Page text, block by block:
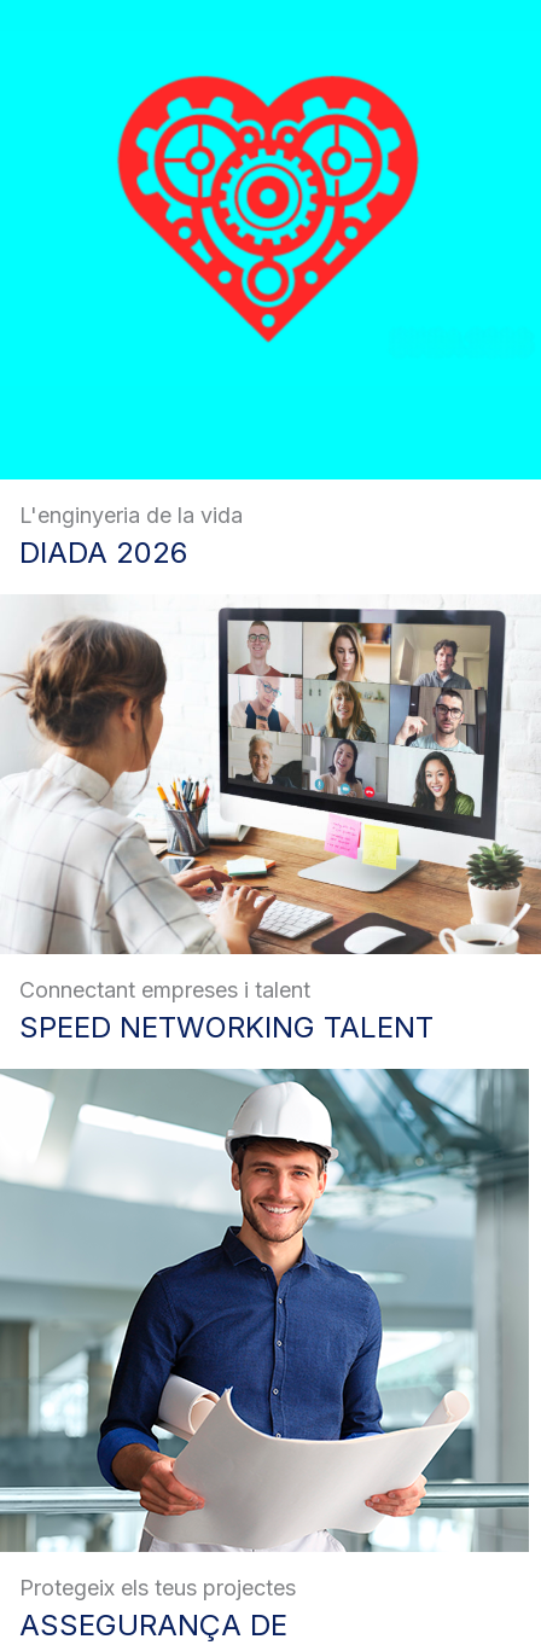
L'enginyeria de la vida
DIADA 2026
Connectant empreses i talent
SPEED NETWORKING TALENT
Protegeix els teus projectes
ASSEGURANÇA DE